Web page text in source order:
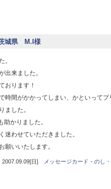
城県 M.I様
。
出来ました。
おります！
時間がかかってしまい、かといって
ました。
かりました。
迷わせていただきました。
願いいたします。
2007.09.09[日] メッセージカード・のし